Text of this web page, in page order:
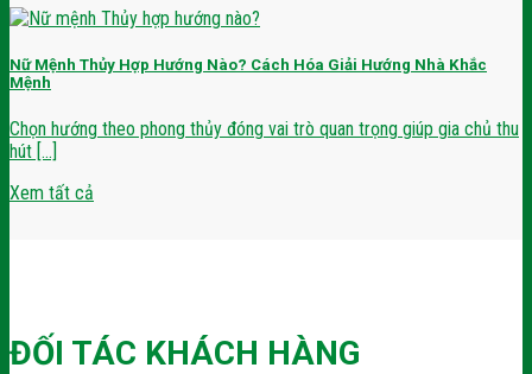
Nữ Mệnh Thủy Hợp Hướng Nào? Cách Hóa Giải Hướng Nhà Khắc
Mệnh
Chọn hướng theo phong thủy đóng vai trò quan trọng giúp gia chủ thu
hút [...]
Xem tất cả
ĐỐI TÁC KHÁCH HÀNG